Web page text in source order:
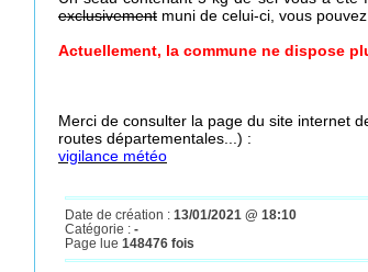
exclusivement muni de celui-ci, vous
Actuellement, la commune ne dispose
Merci de consulter la page du site internet
routes départementales...) :
vigilance météo
Date de création : 13/01/2021 @ 18:10
Catégorie : -
Page lue 148476 fois